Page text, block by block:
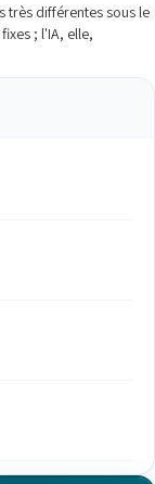
très différentes sous le
; l'IA, elle,